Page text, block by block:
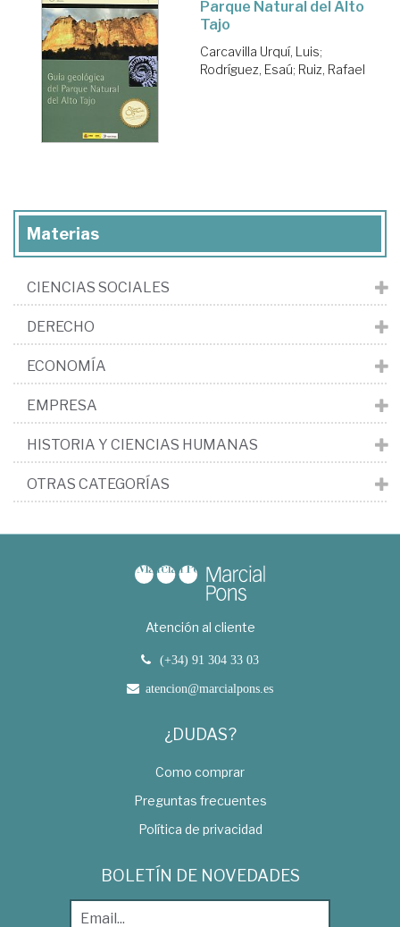
Parque Natural del Alto
Tajo
Carcavilla Urquí, Luis;
Rodríguez, Esaú; Ruiz, Rafael
Materias
CIENCIAS SOCIALES
DERECHO
ECONOMÍA
EMPRESA
HISTORIA Y CIENCIAS HUMANAS
OTRAS CATEGORÍAS
Atención al cliente
(+34) 91 304 33 03
atencion@marcialpons.es
¿DUDAS?
Como comprar
Preguntas frecuentes
Política de privacidad
BOLETÍN DE NOVEDADES